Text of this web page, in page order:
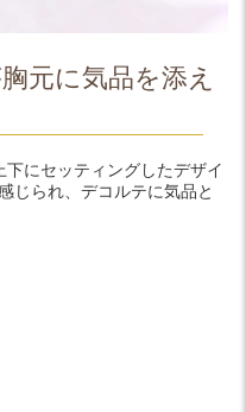
元に気品を添え
にセッティングしたデザイ
じられ、デコルテに気品と